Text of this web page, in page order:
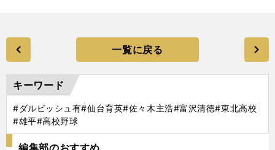
一覧に戻る
キーワード
#ダルビッシュ有#仙台育英#佐々木主浩#富沢清徳#東北高校
#雄平#高校野球
編集部のおすすめ